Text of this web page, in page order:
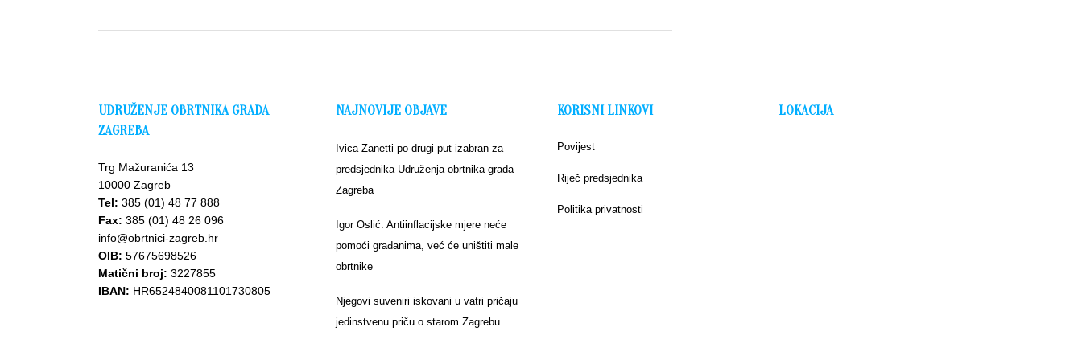
UDRUŽENJE OBRTNIKA GRADA
ZAGREBA
Trg Mažuranića 13
10000 Zagreb
Tel: 385 (01) 48 77 888
Fax: 385 (01) 48 26 096
info@obrtnici-zagreb.hr
OIB: 57675698526
Matični broj: 3227855
IBAN: HR6524840081101730805
NAJNOVIJE OBJAVE
Ivica Zanetti po drugi put izabran za
predsjednika Udruženja obrtnika grada
Zagreba
Igor Oslić: Antiinflacijske mjere neće
pomoći građanima, već će uništiti male
obrtnike
Njegovi suveniri iskovani u vatri pričaju
jedinstvenu priču o starom Zagrebu
KORISNI LINKOVI
Povijest
Riječ predsjednika
Politika privatnosti
LOKACIJA